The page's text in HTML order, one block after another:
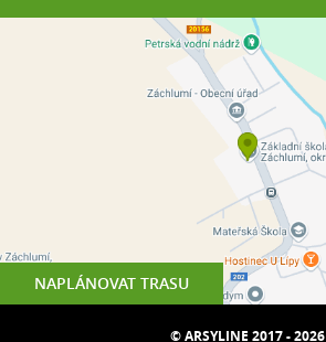
NAPLÁNOVAT TRASU
© ARSYLINE 2017 - 2026